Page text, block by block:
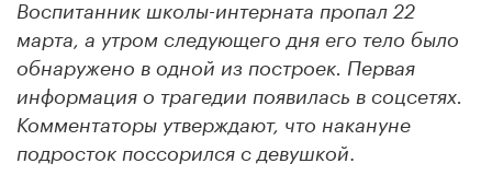
Воспитанник школы-интерната пропал 22
марта, а утром следующего дня его тело было
обнаружено в одной из построек. Первая
информация о трагедии появилась в соцсетях.
Комментаторы утверждают, что накануне
подросток поссорился с девушкой